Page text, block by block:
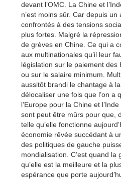
devant l’OMC. La Chine et
n’est moins sûr. Car depuis
confrontés à des tensions
plus fortes. Malgré la
de grèves en Chine. Ce qui a
aux multinationales qu’il leur
législation sur le paiement des
ou sur le salaire minimum.
aussitôt brandi le chantage à
délocaliser une fois que l’on a
l’Europe pour la Chine et
sont peut être mûrs pour que,
telle qu’elle fonctionne
économie rêvée succédant à
des politiques de gauche
mondialisation. C’est quand
qu’elle est la meilleure et la
espérance que porte